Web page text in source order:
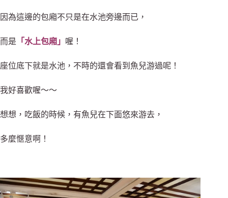
因為這邊的包廂不只是在水池旁邊而已，
而是 「水上包廂」 喔！
座位底下就是水池，不時的還會看到魚兒游過呢！
我好喜歡喔～～
想想，吃飯的時候，有魚兒在下面悠來游去，
多麼愜意啊！